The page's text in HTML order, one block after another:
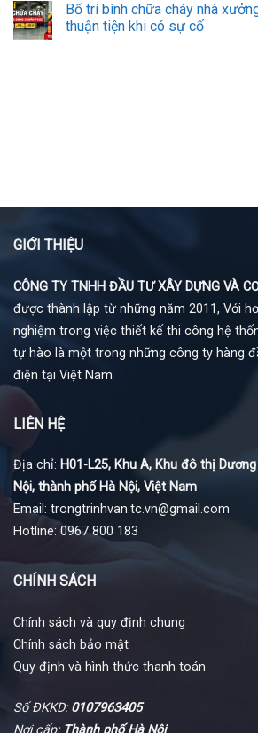
Bố trí bình chữa cháy nhà
thuận tiện khi có sự cố
GIỚI THIỆU
CÔNG TY TNHH ĐẦU TƯ XÂY DỰNG VÀ
được thành lập từ những năm 2011, Với
nghiệm trong việc thiết kế thi công hệ
tự hào là một trong những công ty hàng
điện tại Việt Nam
LIÊN HỆ
Địa chỉ: H01-L25, Khu A, Khu đô thị
Nội, thành phố Hà Nội, Việt Nam
Email: trongtrinhvan.tc.vn@gmail.com
Hotline: 0967 800 183
CHÍNH SÁCH
Chính sách và quy định chung
Chính sách bảo mật
Quy định và hình thức thanh toán
Số ĐKKD:0107963405
Nơi cấp: Thành phố Hà Nội